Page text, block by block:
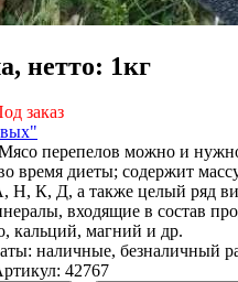
нетто: 1кг
заказ
перепелов можно и
время диеты; содержит
Н, К, Д, а также целый ряд
входящие в состав
кальций, магний и др.
наличные, безналичный
42767